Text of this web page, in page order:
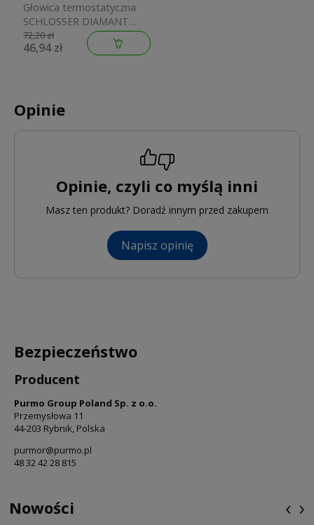
Głowica termostatyczna
SCHLOSSER DIAMANT
M30x1,5 biała 600100001
72,20 zł
46,94 zł
Opinie
Opinie, czyli co myślą inni
Masz ten produkt? Doradź innym przed zakupem
Napisz opinię
Bezpieczeństwo
Producent
Purmo Group Poland Sp. z o.o.
Przemysłowa 11
44-203 Rybnik, Polska
purmor@purmo.pl
48 32 42 28 815
Nowości ‹ ›